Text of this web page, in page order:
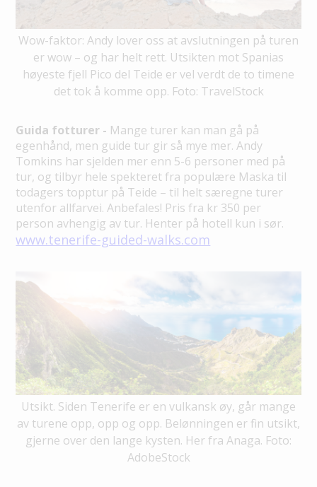
Wow-faktor: Andy lover oss at avslutningen på turen
er wow – og har helt rett. Utsikten mot Spanias
høyeste fjell Pico del Teide er vel verdt de to timene
det tok å komme opp. Foto: TravelStock
Guida fotturer - Mange turer kan man gå på
egenhånd, men guide tur gir så mye mer. Andy
Tomkins har sjelden mer enn 5-6 personer med på
tur, og tilbyr hele spekteret fra populære Maska til
todagers topptur på Teide – til helt særegne turer
utenfor allfarvei. Anbefales! Pris fra kr 350 per
person avhengig av tur. Henter på hotell kun i sør.
www.tenerife-guided-walks.com
Utsikt. Siden Tenerife er en vulkansk øy, går mange
av turene opp, opp og opp. Belønningen er fin utsikt,
gjerne over den lange kysten. Her fra Anaga. Foto:
AdobeStock